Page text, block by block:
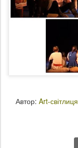
Автор: Art-світлиця